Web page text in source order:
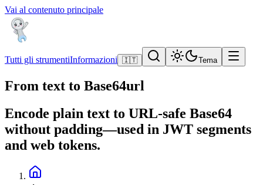
Vai al contenuto principale
Tutti gli strumentiInformazioni 🇮🇹 Tema
From text to Base64url
Encode plain text to URL-safe Base64
without padding—used in JWT segments
and web tokens.